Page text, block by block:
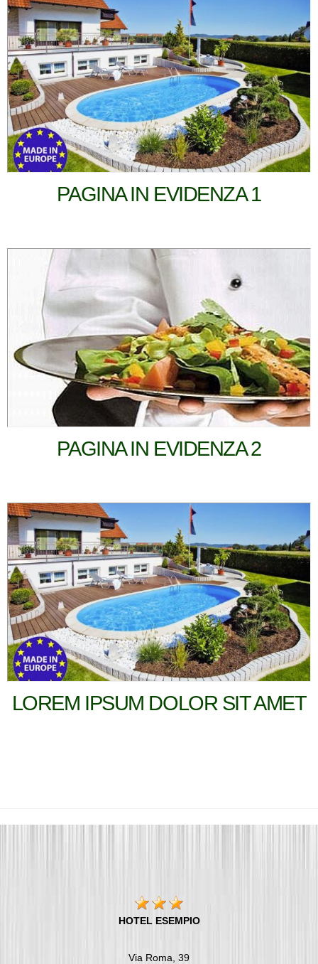
PAGINA IN EVIDENZA 1
PAGINA IN EVIDENZA 2
LOREM IPSUM DOLOR SIT AMET
HOTEL ESEMPIO
Via Roma, 39